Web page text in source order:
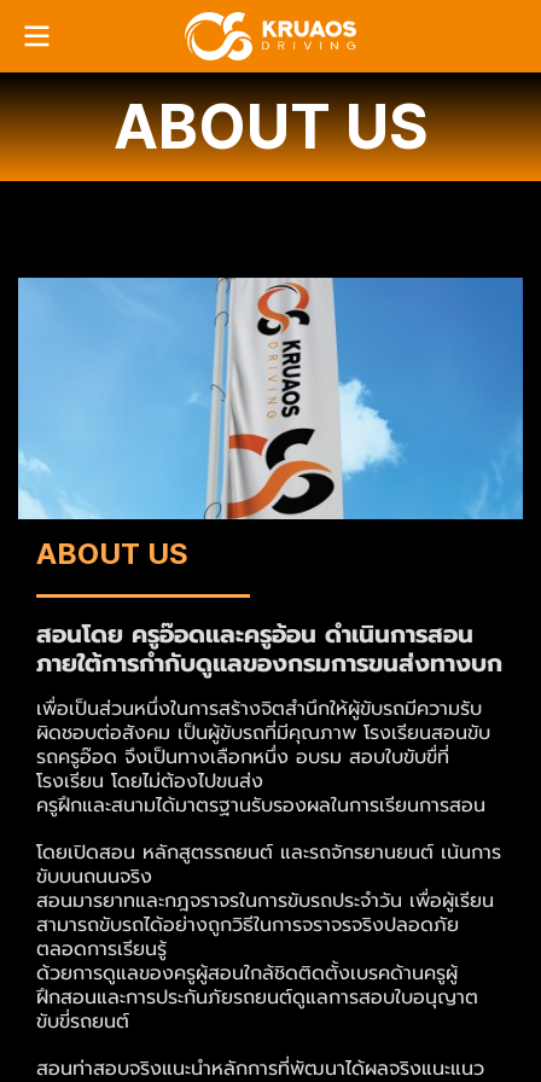
ABOUT US
ABOUT US
สอนโดย ครูอ๊อดและครูอ้อน ดำเนินการสอน
ภายใต้การกำกับดูแลของกรมการขนส่งทางบก
เพื่อเป็นส่วนหนึ่งในการสร้างจิตสำนึกให้ผู้ขับรถมีความรับ
ผิดชอบต่อสังคม เป็นผู้ขับรถที่มีคุณภาพ โรงเรียนสอนขับ
รถครูอ๊อด จึงเป็นทางเลือกหนึ่ง อบรม สอบใบขับขื่ที่
โรงเรียน โดยไม่ต้องไปขนส่ง
ครูฝึกและสนามได้มาตรฐานรับรองผลในการเรียนการสอน
โดยเปิดสอน หลักสูตรรถยนต์ และรถจักรยานยนต์ เน้นการ
ขับบนถนนจริง
สอนมารยาทและกฎจราจรในการขับรถประจำวัน เพื่อผู้เรียน
สามารถขับรถได้อย่างถูกวิธีในการจราจรจริงปลอดภัย
ตลอดการเรียนรู้
ด้วยการดูแลของครูผู้สอนใกล้ชิดติดตั้งเบรคด้านครูผู้
ฝึกสอนและการประกันภัยรถยนต์ดูแลการสอบใบอนุญาต
ขับขี่รถยนต์
สอนท่าสอบจริงแนะนำหลักการที่พัฒนาได้ผลจริงแนะแนว